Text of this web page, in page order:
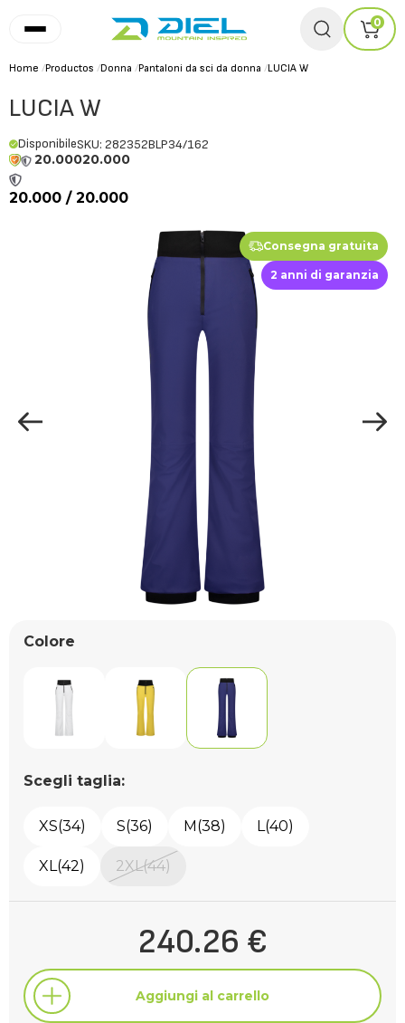
0
Home /Productos /Donna /Pantaloni da sci da donna /LUCIA W
LUCIA W
DisponibileSKU: 282352BLP34/162
20.00020.000
20.000 / 20.000
Consegna gratuita
2 anni di garanzia
Colore
Scegli taglia:
XS(34) S(36) M(38) L(40)
XL(42) 2XL(44)
240.26 €
Aggiungi al carrello